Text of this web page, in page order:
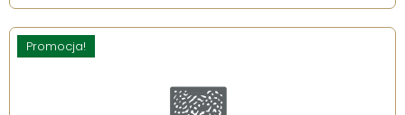
Promocja!